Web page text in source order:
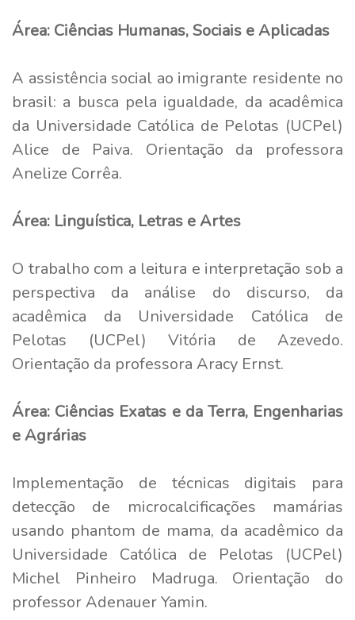
Área: Ciências Humanas, Sociais e Aplicadas
A assistência social ao imigrante residente no
brasil: a busca pela igualdade, da acadêmica
da Universidade Católica de Pelotas (UCPel)
Alice de Paiva. Orientação da professora
Anelize Corrêa.
Área: Linguística, Letras e Artes
O trabalho com a leitura e interpretação sob a
perspectiva da análise do discurso, da
acadêmica da Universidade Católica de
Pelotas (UCPel) Vitória de Azevedo.
Orientação da professora Aracy Ernst.
Área: Ciências Exatas e da Terra, Engenharias
e Agrárias
Implementação de técnicas digitais para
detecção de microcalcificações mamárias
usando phantom de mama, da acadêmico da
Universidade Católica de Pelotas (UCPel)
Michel Pinheiro Madruga. Orientação do
professor Adenauer Yamin.